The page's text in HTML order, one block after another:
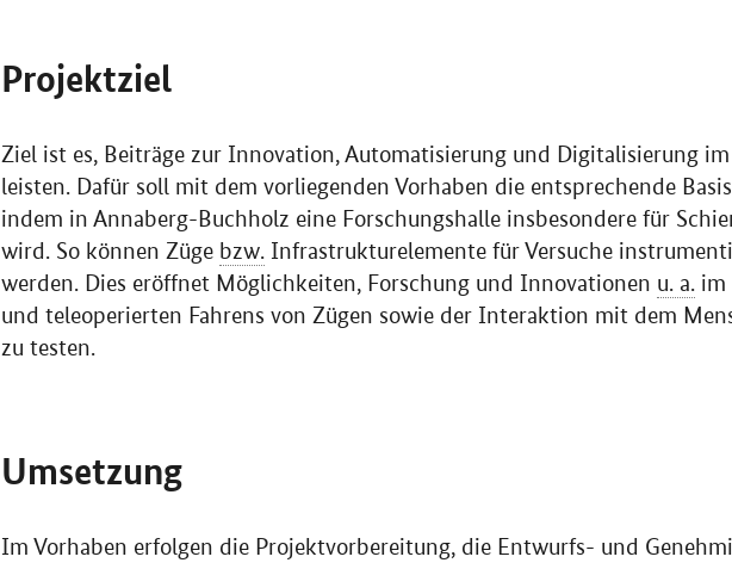
Projektziel
Ziel ist es, Beiträge zur Innovation, Automatisierung und Digitalisierung
leisten. Dafür soll mit dem vorliegenden Vorhaben die entsprechende
indem in Annaberg-Buchholz eine Forschungshalle insbesondere für
wird. So können Züge bzw. Infrastrukturelemente für Versuche
werden. Dies eröffnet Möglichkeiten, Forschung und Innovationen u. a. im
und teleoperierten Fahrens von Zügen sowie der Interaktion mit dem
zu testen.
Umsetzung
Im Vorhaben erfolgen die Projektvorbereitung, die Entwurfs- und